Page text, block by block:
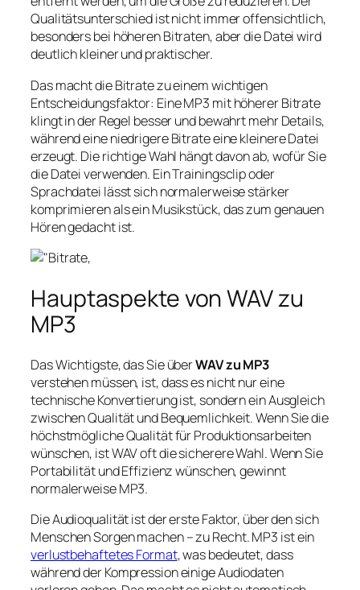
Qualitätsunterschied ist nicht immer offensichtlich,
besonders bei höheren Bitraten, aber die Datei wird
deutlich kleiner und praktischer.
Das macht die Bitrate zu einem wichtigen
Entscheidungsfaktor: Eine MP3 mit höherer Bitrate
klingt in der Regel besser und bewahrt mehr Details,
während eine niedrigere Bitrate eine kleinere Datei
erzeugt. Die richtige Wahl hängt davon ab, wofür Sie
die Datei verwenden. Ein Trainingsclip oder
Sprachdatei lässt sich normalerweise stärker
komprimieren als ein Musikstück, das zum genauen
Hören gedacht ist.
Hauptaspekte von WAV zu
MP3
Das Wichtigste, das Sie überWAV zu MP3
verstehen müssen, ist, dass es nicht nur eine
technische Konvertierung ist, sondern ein Ausgleich
zwischen Qualität und Bequemlichkeit. Wenn Sie die
höchstmögliche Qualität für Produktionsarbeiten
wünschen, ist WAV oft die sicherere Wahl. Wenn Sie
Portabilität und Effizienz wünschen, gewinnt
normalerweise MP3.
Die Audioqualität ist der erste Faktor, über den sich
Menschen Sorgen machen – zu Recht. MP3 ist ein
verlustbehaftetes Format, was bedeutet, dass
während der Kompression einige Audiodaten